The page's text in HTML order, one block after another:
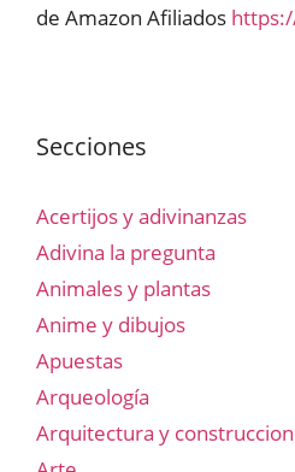
de Amazon Afiliados
Secciones
Acertijos y adivinanzas
Adivina la pregunta
Animales y plantas
Anime y dibujos
Apuestas
Arqueología
Arquitectura y